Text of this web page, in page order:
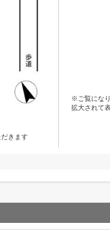
きます
※ご覧にな
拡大されて